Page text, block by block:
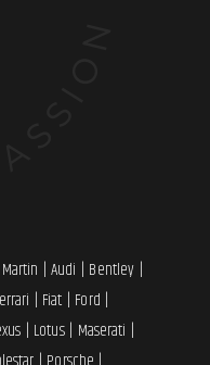
|Audi | Bentley |
| Fiat | Ford |
| Lotus| Maserati |